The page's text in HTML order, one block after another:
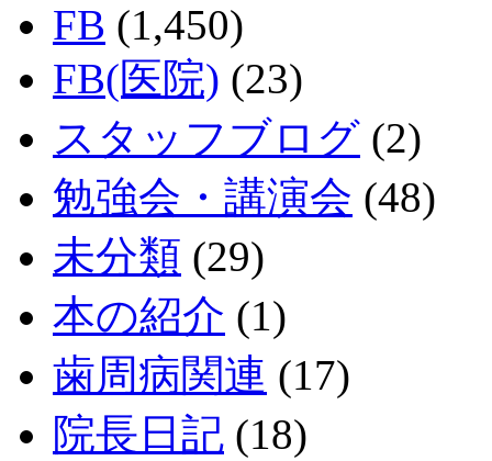
FB (1,450)
FB(医院) (23)
スタッフブログ (2)
勉強会・講演会 (48)
未分類 (29)
本の紹介 (1)
歯周病関連 (17)
院長日記 (18)